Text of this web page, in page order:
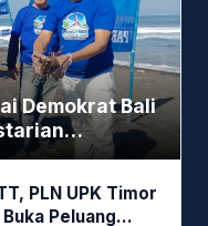
Demokrat Bali
PLN UPK Timor
Peluang